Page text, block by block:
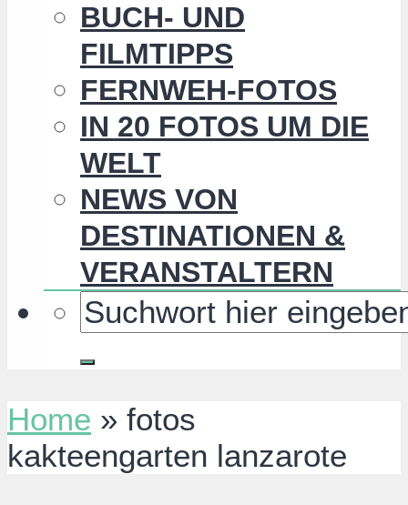
BUCH- UND
FILMTIPPS
FERNWEH-FOTOS
IN 20 FOTOS UM DIE
WELT
NEWS VON
DESTINATIONEN &
VERANSTALTERN
Home » fotos
kakteengarten lanzarote